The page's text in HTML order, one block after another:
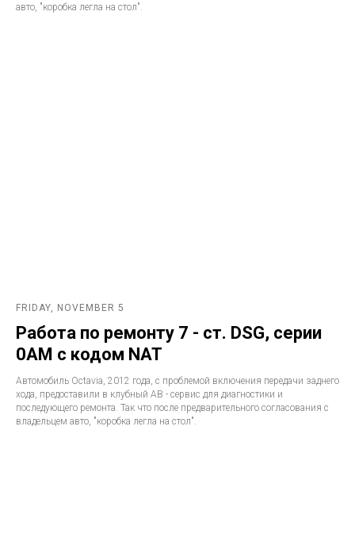
авто, "коробка легла на стол".
FRIDAY, NOVEMBER 5
Работа по ремонту 7 - ст. DSG, серии
0AM с кодом NAT
Автомобиль Octavia, 2012 года, с проблемой включения передачи заднего
хода, предоставили в клубный АВ - сервис для диагностики и
последующего ремонта. Так что после предварительного согласования с
владельцем авто, "коробка легла на стол".